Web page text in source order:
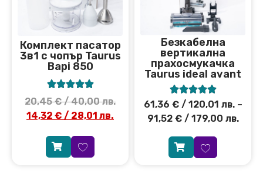
Комплект пасатор
3в1 с чопър Taurus
Bapi 850

20,45€/ 40,00 лв.
14,32 € / 28,01 лв.
Безкабелна
вертикална
прахосмукачка
Taurus ideal avant

61,36 €/ 120,01 лв. –
91,52 €/ 179,00 лв.